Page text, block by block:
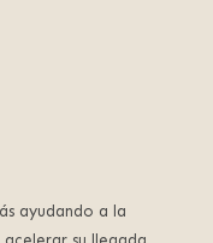
ayudando a la